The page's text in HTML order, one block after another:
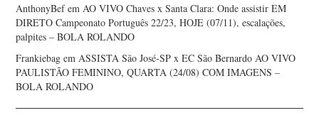
AnthonyBefemAO VIVO Chaves x Santa Clara: Onde assistir EM
DIRETO Campeonato Português 22/23, HOJE (07/11), escalações,
palpites – BOLA ROLANDO
Frankiebag emASSISTA São José-SP x EC São Bernardo AO VIVO
PAULISTÃO FEMININO, QUARTA (24/08) COM IMAGENS –
BOLA ROLANDO